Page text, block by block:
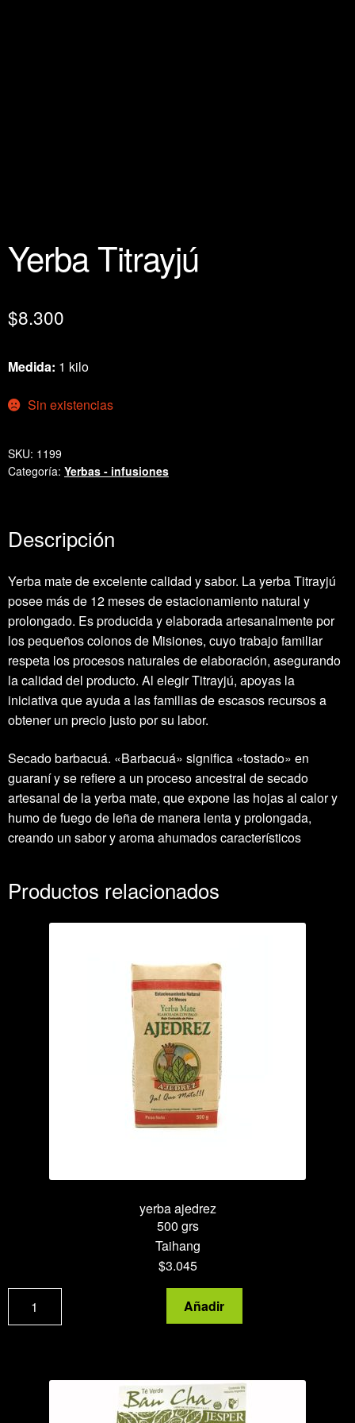
Yerba Titrayjú
$8.300
Medida: 1 kilo
Sin existencias
SKU: 1199
Categoría: Yerbas - infusiones
Descripción
Yerba mate de excelente calidad y sabor. La yerba Titrayjú
posee más de 12 meses de estacionamiento natural y
prolongado. Es producida y elaborada artesanalmente por
los pequeños colonos de Misiones, cuyo trabajo familiar
respeta los procesos naturales de elaboración, asegurando
la calidad del producto. Al elegir Titrayjú, apoyas la
iniciativa que ayuda a las familias de escasos recursos a
obtener un precio justo por su labor.
Secado barbacuá. «Barbacuá» significa «tostado» en
guaraní y se refiere a un proceso ancestral de secado
artesanal de la yerba mate, que expone las hojas al calor y
humo de fuego de leña de manera lenta y prolongada,
creando un sabor y aroma ahumados característicos
Productos relacionados
yerba ajedrez
500 grs
Taihang
$3.045
yerba
ajedrez
Añadir